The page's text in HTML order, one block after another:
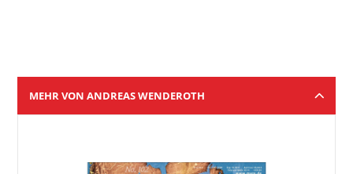
MEHR VON ANDREAS WENDEROTH